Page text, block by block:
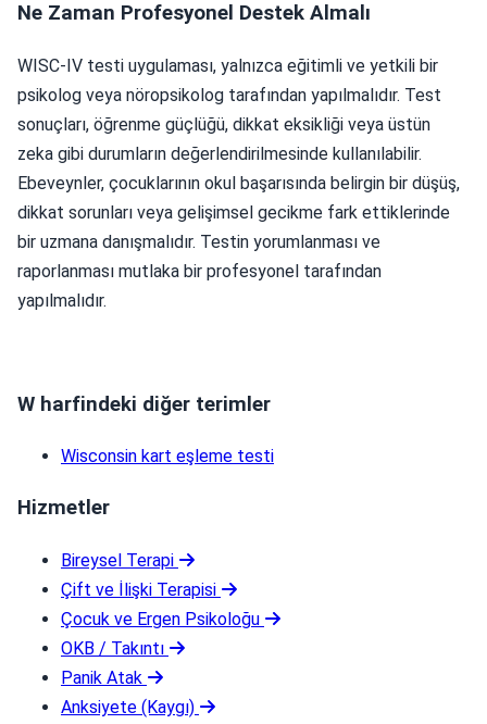
Ne Zaman Profesyonel Destek Almalı
WISC-IV testi uygulaması, yalnızca eğitimli ve yetkili bir
psikolog veya nöropsikolog tarafından yapılmalıdır. Test
sonuçları, öğrenme güçlüğü, dikkat eksikliği veya üstün
zeka gibi durumların değerlendirilmesinde kullanılabilir.
Ebeveynler, çocuklarının okul başarısında belirgin bir düşüş,
dikkat sorunları veya gelişimsel gecikme fark ettiklerinde
bir uzmana danışmalıdır. Testin yorumlanması ve
raporlanması mutlaka bir profesyonel tarafından
yapılmalıdır.
W harfindeki diğer terimler
Wisconsin kart eşleme testi
Hizmetler
Bireysel Terapi
Çift ve İlişki Terapisi
Çocuk ve Ergen Psikoloğu
OKB / Takıntı
Panik Atak
Anksiyete (Kaygı)